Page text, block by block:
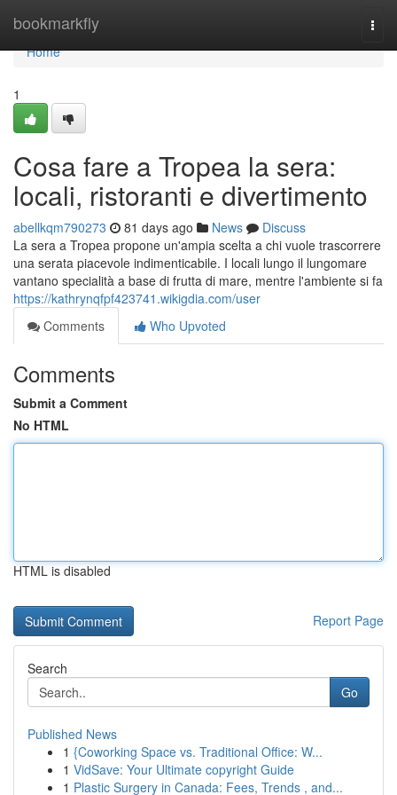
bookmarkfly
Home
Home
1
Cosa fare a Tropea la sera:
locali, ristoranti e divertimento
abellkqm790273 81 days ago News
Discuss
La sera a Tropea propone un'ampia scelta a chi vuole trascorrere
una serata piacevole indimenticabile. I locali lungo il lungomare
vantano specialità a base di frutta di mare, mentre l'ambiente si fa
https://kathrynqfpf423741.wikigdia.com/user
Comments
Who Upvoted
Comments
Submit a Comment
No HTML
HTML is disabled
Report Page
Search
Go
Published News
1 {Coworking Space vs. Traditional Office: W...
1 VidSave: Your Ultimate copyright Guide
1 Plastic Surgery in Canada: Fees, Trends , and...